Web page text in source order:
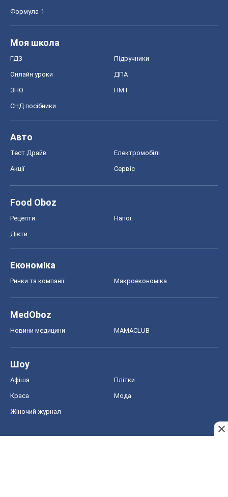
Формула-1
Моя школа
ГДЗ Підручники
Онлайн уроки ДПА
ЗНО НМТ
СНД посібники
Авто
Тест Драйв Електромобілі
Акції Сервіс
Food Oboz
Рецепти Напої
Дієти
Економіка
Ринки та компанії Макроекономіка
MedOboz
Новини медицини MAMACLUB
Шоу
Афіша Плітки
Краса Мода
Жіночий журнал